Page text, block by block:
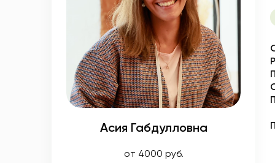
Асия Габдулловна
от 4000 руб.